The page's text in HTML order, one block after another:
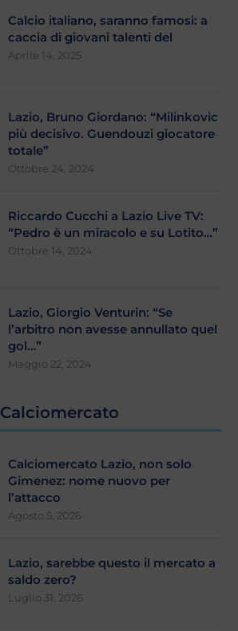
Calcio italiano, saranno famosi: a
caccia di giovani talenti del
Aprile 14, 2025
Lazio, Bruno Giordano: “Milinkovic
più decisivo. Guendouzi giocatore
totale”
Ottobre 24, 2024
Riccardo Cucchi a Lazio Live TV:
“Pedro è un miracolo e su Lotito…”
Ottobre 14, 2024
Lazio, Giorgio Venturin: “Se
l’arbitro non avesse annullato quel
gol…”
Maggio 22, 2024
Calciomercato
Calciomercato Lazio, non solo
Gimenez: nome nuovo per
l’attacco
Agosto 5, 2026
Lazio, sarebbe questo il mercato a
saldo zero?
Luglio 31, 2026